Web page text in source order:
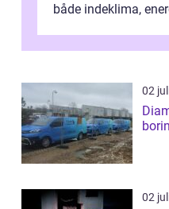
både indeklima,
02
02